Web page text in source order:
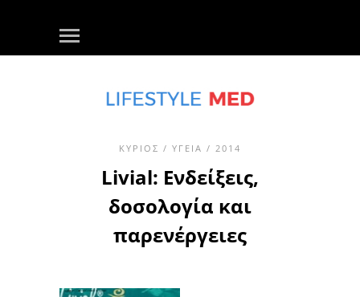
ΚΎΡΙΟΣ / ΥΓΕΊΑ / 2014
Livial: Ενδείξεις,
δοσολογία και
παρενέργειες